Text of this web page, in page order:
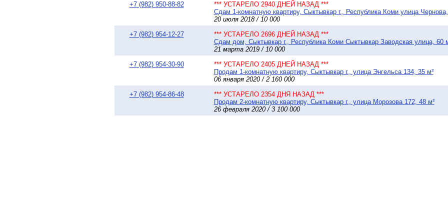
+7 (982) 950-88-82
*** УСТАРЕЛО 2940 ДНЕЙ НАЗАД ***
Сдам 1-комнатную квартиру, Сыктывкар г., Республика Коми улица
20 июля 2018 / 10 000
+7 (982) 954-12-27
*** УСТАРЕЛО 2696 ДНЕЙ НАЗАД ***
Сдам дом, Сыктывкар г., Республика Коми Сыктывкар Заводская улица, 60
21 марта 2019 / 10 000
+7 (982) 954-30-90
*** УСТАРЕЛО 2405 ДНЕЙ НАЗАД ***
Продам 1-комнатную квартиру, Сыктывкар г., улица Энгельса 134, 35 м²
06 января 2020 / 2 160 000
+7 (982) 954-86-48
*** УСТАРЕЛО 2354 ДНЯ НАЗАД ***
Продам 2-комнатную квартиру, Сыктывкар г., улица Морозова 172, 48 м²
26 февраля 2020 / 3 100 000